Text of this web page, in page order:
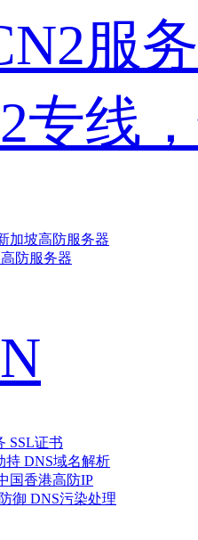
服
专线
加坡高防服务器
防服务器
SSL证书
持 DNS域名解析
国香港高防IP
御 DNS污染处理